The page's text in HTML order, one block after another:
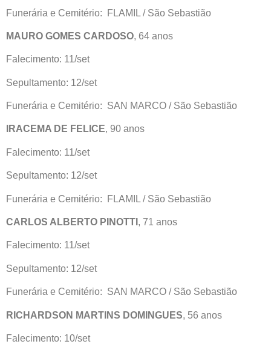
Funerária e Cemitério: FLAMIL / São Sebastião
MAURO GOMES CARDOSO, 64 anos
Falecimento: 11/set
Sepultamento: 12/set
Funerária e Cemitério: SAN MARCO / São Sebastião
IRACEMA DE FELICE, 90 anos
Falecimento: 11/set
Sepultamento: 12/set
Funerária e Cemitério: FLAMIL / São Sebastião
CARLOS ALBERTO PINOTTI , 71 anos
Falecimento: 11/set
Sepultamento: 12/set
Funerária e Cemitério: SAN MARCO / São Sebastião
RICHARDSON MARTINS DOMINGUES, 56 anos
Falecimento: 10/set